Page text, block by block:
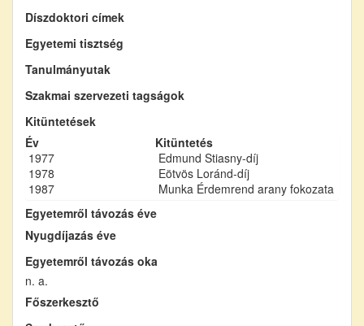
Díszdoktori címek
Egyetemi tisztség
Tanulmányutak
Szakmai szervezeti tagságok
Kitüntetések
Év
Kitüntetés
1977
Edmund Stiasny-díj
1978
Eötvös Loránd-díj
1987
Munka Érdemrend arany fokozata
Egyetemről távozás éve
Nyugdíjazás éve
Egyetemről távozás oka
n. a.
Főszerkesztő